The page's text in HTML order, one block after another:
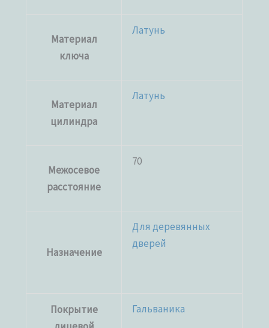
Материал
ключа
Латунь
Материал
цилиндра
Латунь
Межосевое
расстояние
70
Назначение
Для деревянных
дверей
Покрытие
Гальваника